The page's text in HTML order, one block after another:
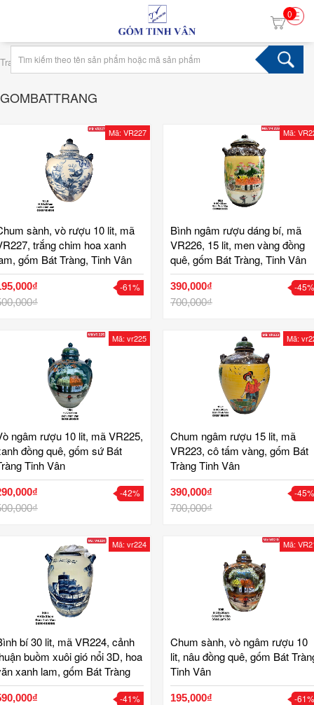
0
Trang chủ › Tag gombattrang
GOMBATTRANG
Mã: VR227
sành, vò rượu 10 lit, mã
trắng chim hoa xanh
gốm Bát Tràng, Tinh Vân
-61%
Mã:
Bình ngâm rượu dáng bí, mã
VR226, 15 lit, men vàng đồng
quê, gốm Bát Tràng, Tinh Vân
390,000₫
700,000₫
-45%
Mã: vr225
ngâm rượu 10 lit, mã VR225,
đồng quê, gốm sứ Bát
Tinh Vân
-42%
Mã:
Chum ngâm rượu 15 lit, mã
VR223, cô tấm vàng, gốm Bát
Tràng Tinh Vân
390,000₫
700,000₫
-45%
Mã: vr224
bí 30 lit, mã VR224, cảnh
buồm xuôi gió nổi 3D, hoa
xanh lam, gốm Bát Tràng
Vân
-41%
Mã:
Chum sành, vò ngâm rượu 10
lit, nâu đồng quê, gốm Bát
Tinh Vân
195,000₫
-61%